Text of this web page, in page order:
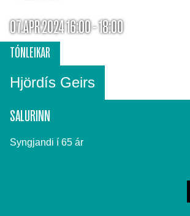
07.APR 2024 16:00 - 18:00
Hjördís Geirs
TÓNLEIKAR
SALURINN
Syngjandi í 65 ár